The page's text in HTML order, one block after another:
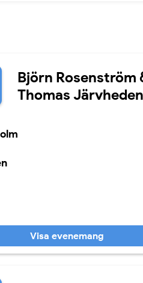
Björn Rosenström
Thomas Järvheden
Visa evenemang